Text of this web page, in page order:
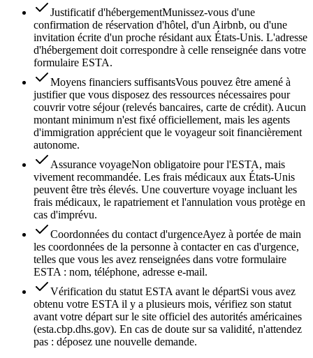
Justificatif d'hébergementMunissez-vous d'une
confirmation de réservation d'hôtel, d'un Airbnb, ou d'une
invitation écrite d'un proche résidant aux États-Unis. L'adresse
d'hébergement doit correspondre à celle renseignée dans votre
formulaire ESTA.
Moyens financiers suffisantsVous pouvez être amené à
justifier que vous disposez des ressources nécessaires pour
couvrir votre séjour (relevés bancaires, carte de crédit). Aucun
montant minimum n'est fixé officiellement, mais les agents
d'immigration apprécient que le voyageur soit financièrement
autonome.
Assurance voyageNon obligatoire pour l'ESTA, mais
vivement recommandée. Les frais médicaux aux États-Unis
peuvent être très élevés. Une couverture voyage incluant les
frais médicaux, le rapatriement et l'annulation vous protège en
cas d'imprévu.
Coordonnées du contact d'urgenceAyez à portée de main
les coordonnées de la personne à contacter en cas d'urgence,
telles que vous les avez renseignées dans votre formulaire
ESTA : nom, téléphone, adresse e-mail.
Vérification du statut ESTA avant le départSi vous avez
obtenu votre ESTA il y a plusieurs mois, vérifiez son statut
avant votre départ sur le site officiel des autorités américaines
(esta.cbp.dhs.gov). En cas de doute sur sa validité, n'attendez
pas : déposez une nouvelle demande.